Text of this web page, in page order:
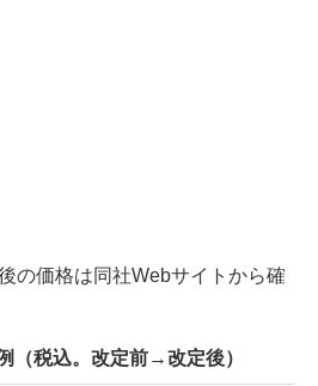
の価格は同社Webサイトから確
（税込。改定前→改定後）